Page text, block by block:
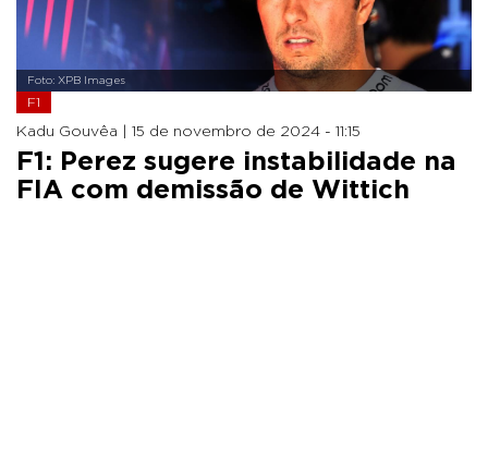
Foto: XPB Images
F1
Kadu Gouvêa | 15 de novembro de 2024 - 11:15
F1: Perez sugere instabilidade na
FIA com demissão de Wittich